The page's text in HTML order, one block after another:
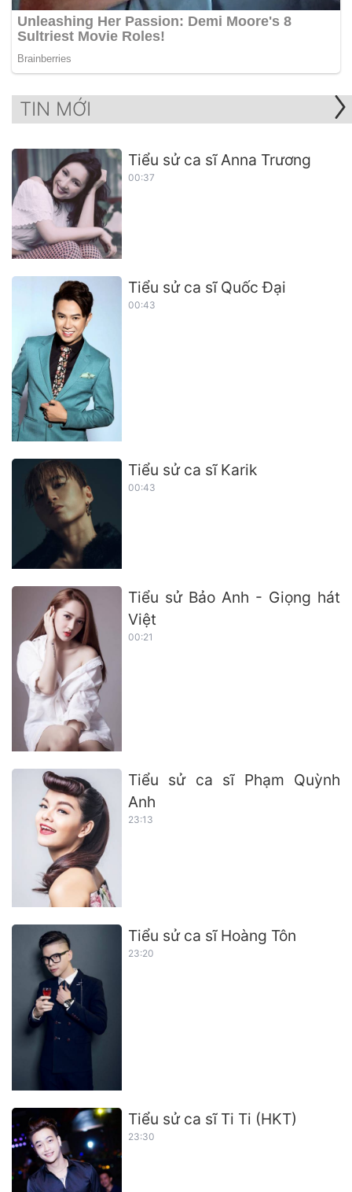
TIN MỚI
Tiểu sử ca sĩ Anna Trương
00:37
Tiểu sử ca sĩ Quốc Đại
00:43
Tiểu sử ca sĩ Karik
00:43
Tiểu sử Bảo Anh - Giọng hát
Việt
00:21
Tiểu sử ca sĩ Phạm Quỳnh
Anh
23:13
Tiểu sử ca sĩ Hoàng Tôn
23:20
Tiểu sử ca sĩ Ti Ti (HKT)
23:30